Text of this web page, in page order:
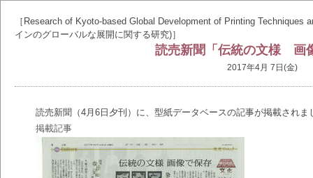
［Research of Kyoto-based Global Development of Printing Techniques
インのグローバルな展開に関する研究)］
読売新聞「伝統の文様 画
2017年4月 7日(金)
読売新聞（4月6日夕刊）に、型紙データベースの記事が掲載されま
掲載記事